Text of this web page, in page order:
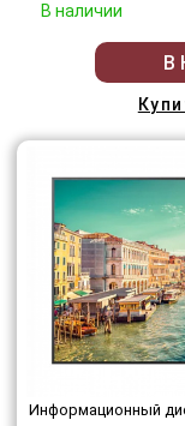
В наличии
В
Информационный